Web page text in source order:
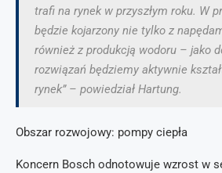
trafi na rynek w przyszłym roku. W
będzie kojarzony nie tylko z
również z produkcją wodoru – jako
rozwiązań będziemy aktywnie
rynek” – powiedział Hartung.
Obszar rozwojowy: pompy ciepła
Koncern Bosch odnotowuje wzrost w